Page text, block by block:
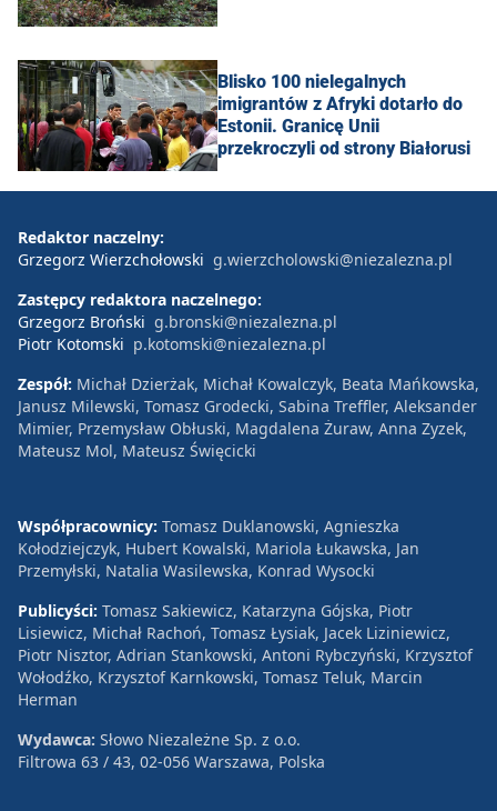
Blisko 100 nielegalnych
imigrantów z Afryki dotarło do
Estonii. Granicę Unii
przekroczyli od strony Białorusi
Redaktor naczelny:
Grzegorz Wierzchołowski g.wierzcholowski@niezalezna.pl
Zastępcy redaktora naczelnego:
Grzegorz Broński g.bronski@niezalezna.pl
Piotr Kotomski p.kotomski@niezalezna.pl
Zespół: Michał Dzierżak, Michał Kowalczyk, Beata Mańkowska,
Janusz Milewski, Tomasz Grodecki, Sabina Treffler, Aleksander
Mimier, Przemysław Obłuski, Magdalena Żuraw, Anna Zyzek,
Mateusz Mol, Mateusz Święcicki
Współpracownicy: Tomasz Duklanowski, Agnieszka
Kołodziejczyk, Hubert Kowalski, Mariola Łukawska, Jan
Przemyłski, Natalia Wasilewska, Konrad Wysocki
Publicyści: Tomasz Sakiewicz, Katarzyna Gójska, Piotr
Lisiewicz, Michał Rachoń, Tomasz Łysiak, Jacek Liziniewicz,
Piotr Nisztor, Adrian Stankowski, Antoni Rybczyński, Krzysztof
Wołodźko, Krzysztof Karnkowski, Tomasz Teluk, Marcin
Herman
Wydawca: Słowo Niezależne Sp. z o.o.
Filtrowa 63 / 43, 02-056 Warszawa, Polska